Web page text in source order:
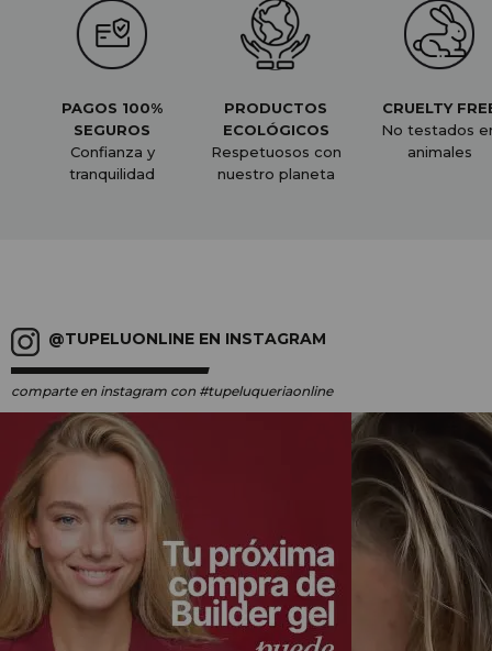
PAGOS 100%
SEGUROS
Confianza y
tranquilidad
PRODUCTOS
ECOLÓGICOS
Respetuosos con
nuestro planeta
CRUELTY
No testados
animales
@TUPELUONLINE EN INSTAGRAM
comparte en instagram con #tupeluqueriaonline